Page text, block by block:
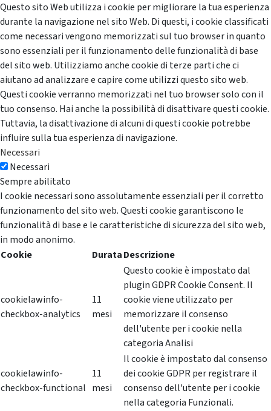
Questo sito Web utilizza i cookie per migliorare la tua esperienza
durante la navigazione nel sito Web. Di questi, i cookie classificati
come necessari vengono memorizzati sul tuo browser in quanto
sono essenziali per il funzionamento delle funzionalità di base
del sito web. Utilizziamo anche cookie di terze parti che ci
aiutano ad analizzare e capire come utilizzi questo sito web.
Questi cookie verranno memorizzati nel tuo browser solo con il
tuo consenso. Hai anche la possibilità di disattivare questi cookie.
Tuttavia, la disattivazione di alcuni di questi cookie potrebbe
influire sulla tua esperienza di navigazione.
Necessari
Necessari
Sempre abilitato
I cookie necessari sono assolutamente essenziali per il corretto
funzionamento del sito web. Questi cookie garantiscono le
funzionalità di base e le caratteristiche di sicurezza del sito web,
in modo anonimo.
Cookie
DurataDescrizione
cookielawinfo-
checkbox-analytics
11
mesi
Questo cookie è impostato dal
plugin GDPR Cookie Consent. Il
cookie viene utilizzato per
memorizzare il consenso
dell'utente per i cookie nella
categoria Analisi
cookielawinfo-
checkbox-functional
11
mesi
Il cookie è impostato dal consenso
dei cookie GDPR per registrare il
consenso dell'utente per i cookie
nella categoria Funzionali.